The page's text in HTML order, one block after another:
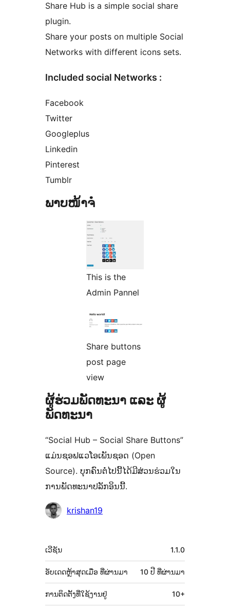
Share Hub is a simple social share
plugin.
Share your posts on multiple Social
Networks with different icons sets.
Included social Networks :
Facebook
Twitter
Googleplus
Linkedin
Pinterest
Tumblr
ພາບໜ້າຈໍ
This is the
Admin Pannel
Share buttons
post page
view
ຜູ້ຮ່ວມພັດທະນາ ແລະ ຜູ້
ພັດທະນາ
“Social Hub – Social Share Buttons”
ແມ່ນຊອຟແວໂອເພັນຊອດ (Open
Source). ບຸກຄົນຕໍ່ໄປນີ້ໄດ້ມີສ່ວນຮ່ວມໃນ
ການພັດທະນາປລັກອິນນີ້.
ຜູ້
krishan19
ຂໍ້ມູນ
ກຳກັບ
(Meta)
ເວີຊັນ 1.1.0
ອັບເດດຫຼ້າສຸດເມື່ອ 10 ປີ ທີ່ຜ່ານມາ
ທີ່ຜ່ານມາ
ການຕິດຕັ້ງທີ່ໃຊ້ງານຢູ່ 10+